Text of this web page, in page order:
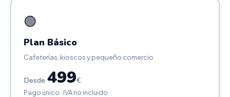
🟢
Plan Básico
Cafeterías, kioscos y pequeño comercio
Desde 499€
Pago único · IVA no incluido